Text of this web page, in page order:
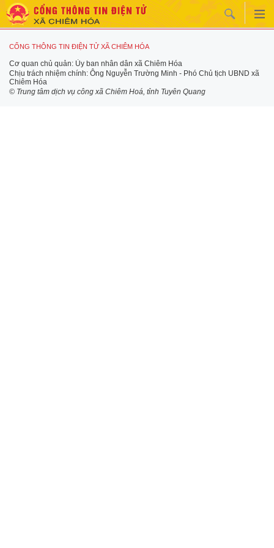
CỔNG THÔNG TIN ĐIỆN TỬ XÃ CHIÊM HÓA
Cơ quan chủ quản: Ủy ban nhân dân xã Chiêm Hóa
Chịu trách nhiệm chính: Ông Nguyễn Trường Minh - Phó Chủ tịch UBND xã
Chiêm Hóa
© Trung tâm dịch vụ công xã Chiêm Hoá, tỉnh Tuyên Quang